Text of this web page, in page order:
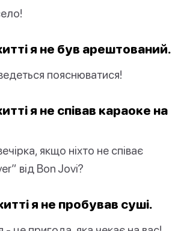
я не був арештований.
пояснюватися!
я не співав караоке на
якщо ніхто не співає
від Bon Jovi?
я не пробував суші.